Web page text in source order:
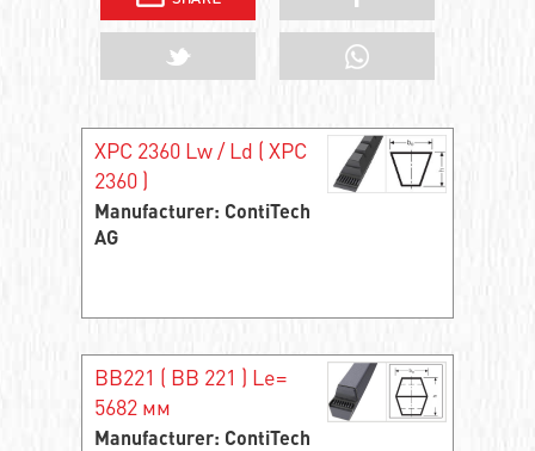
XPC 2360 Lw / Ld ( ХРС
2360 )
Manufacturer: ContiTech
AG
BB221 ( ВВ 221 ) Le=
5682 мм
Manufacturer: ContiTech